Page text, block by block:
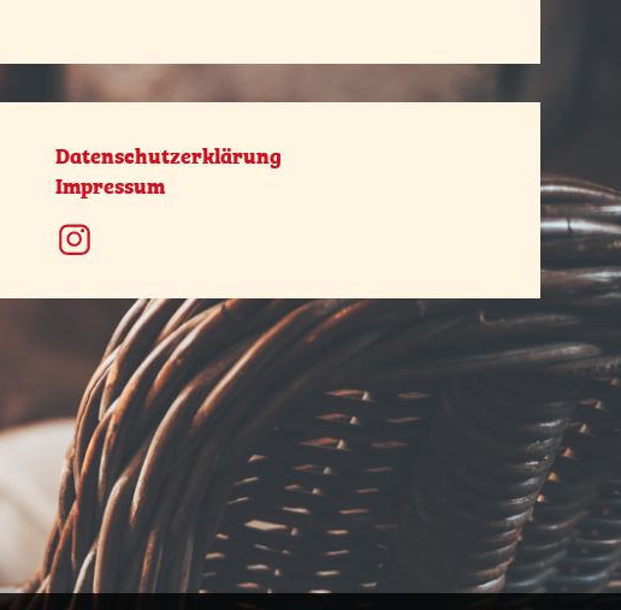
Datenschutzerklärung
Impressum